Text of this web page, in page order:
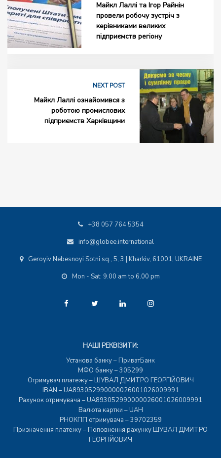
Майкл Лаллі та Ігор Райнін
провели робочу зустріч з
керівниками великих
підприємств регіону
NEXT POST
Майкл Лаллі ознайомився з
роботою промислових
підприємств Харківщини
+38 057 764 5354
info@globee.international
Geroyiv Nebesnoyi Sotni sq., 5, 3 | Kharkiv, 61001, UKRAINE
Mon - Sat: 9.00 am to 6.00 pm
НАШІ РЕКВІЗИТИ:
Установа банку – ПриватБанк
МФО банку – 305299
Отримувач платежу – ШУВАЛ ДМИТРО ГЕОРГІЙОВИЧ
IBAN – UA893052990000026001026009991
Рахунок отримувача – UA893052990000026001026009991
Валюта картки – UAH
РНОКПП отримувача – 39702359
Призначення платежу – Поповнення рахунку ШУВАЛ ДМИТРО
ГЕОРГІЙОВИЧ